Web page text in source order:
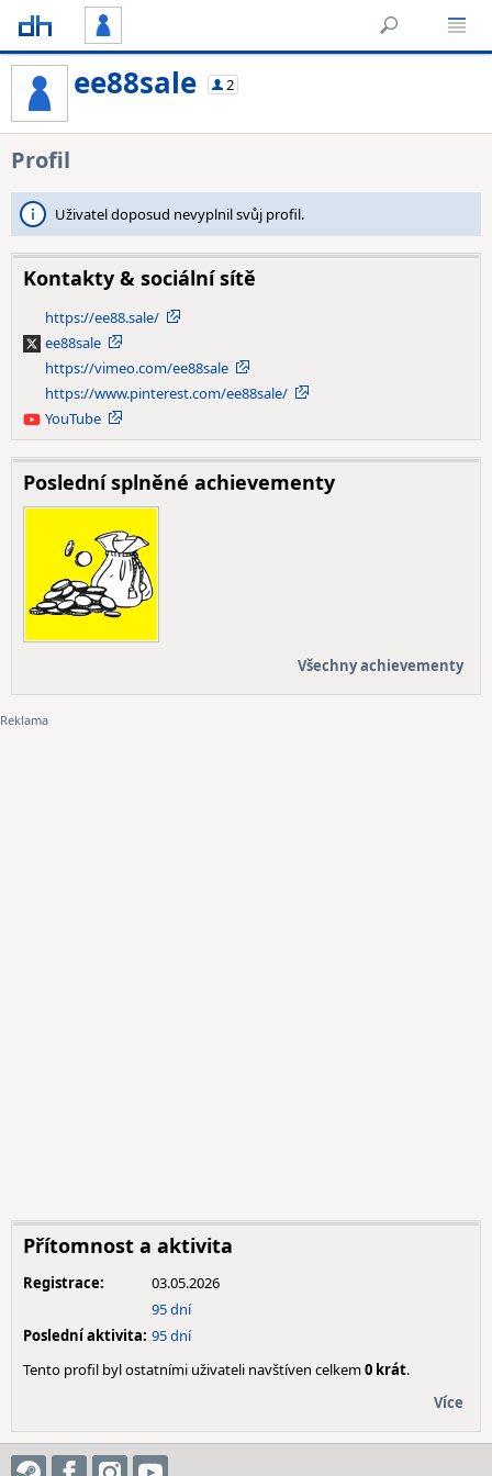
ee88sale 2
Profil
Uživatel doposud nevyplnil svůj profil.
Kontakty & sociální sítě
https://ee88.sale/
Xee88sale
https://vimeo.com/ee88sale
https://www.pinterest.com/ee88sale/
YouTube
YouTube
Poslední splněné achievementy
Všechny achievementy
Přítomnost a aktivita
Registrace:
03.05.2026
95 dní
Poslední aktivita: 95 dní
Tento profil byl ostatními uživateli navštíven celkem0 krát.
Více